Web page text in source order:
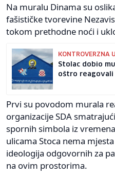
Na muralu Dinama su
fašističke tvorevine
tokom prethodne noći i
KONTROVERZNA
Stolac dobio
oštro reagovali
Prvi su povodom murala
organizacije SDA
spornih simbola iz
ulicama Stoca nema
ideologija odgovornih za
na ovim prostorima.